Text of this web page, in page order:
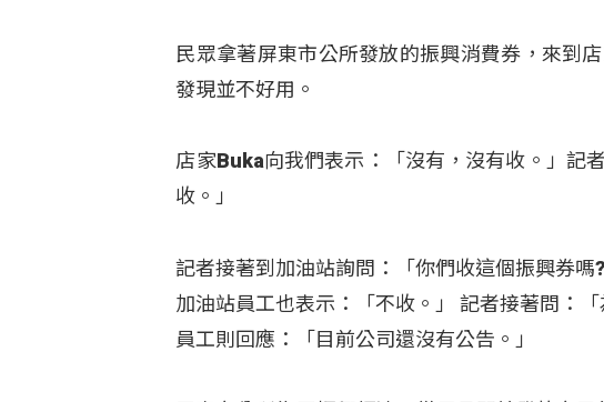
民眾拿著屏東市公所發放的振興消費券，來到
發現並不好用。
店家Buka向我們表示：「沒有，沒有收。」記
收。」
記者接著到加油站詢問：「你們收這個振興券嗎?
加油站員工也表示：「不收。」 記者接著問：「
員工則回應：「目前公司還沒有公告。」